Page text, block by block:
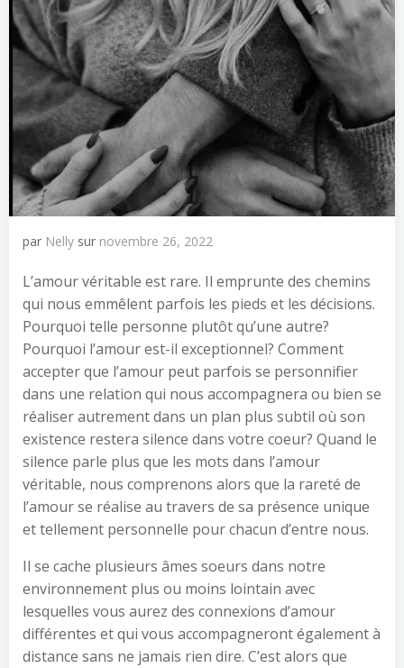
par Nelly sur novembre 26, 2022
L’amour véritable est rare. Il emprunte des chemins
qui nous emmêlent parfois les pieds et les décisions.
Pourquoi telle personne plutôt qu’une autre?
Pourquoi l’amour est-il exceptionnel? Comment
accepter que l’amour peut parfois se personnifier
dans une relation qui nous accompagnera ou bien se
réaliser autrement dans un plan plus subtil où son
existence restera silence dans votre coeur? Quand le
silence parle plus que les mots dans l’amour
véritable, nous comprenons alors que la rareté de
l’amour se réalise au travers de sa présence unique
et tellement personnelle pour chacun d’entre nous.
Il se cache plusieurs âmes soeurs dans notre
environnement plus ou moins lointain avec
lesquelles vous aurez des connexions d’amour
différentes et qui vous accompagneront également à
distance sans ne jamais rien dire. C’est alors que